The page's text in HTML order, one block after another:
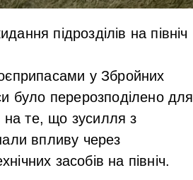
підрозділів на північ
у Збройних
було перерозподілено для
на те, що зусилля з
впливу через
засобів на північ.